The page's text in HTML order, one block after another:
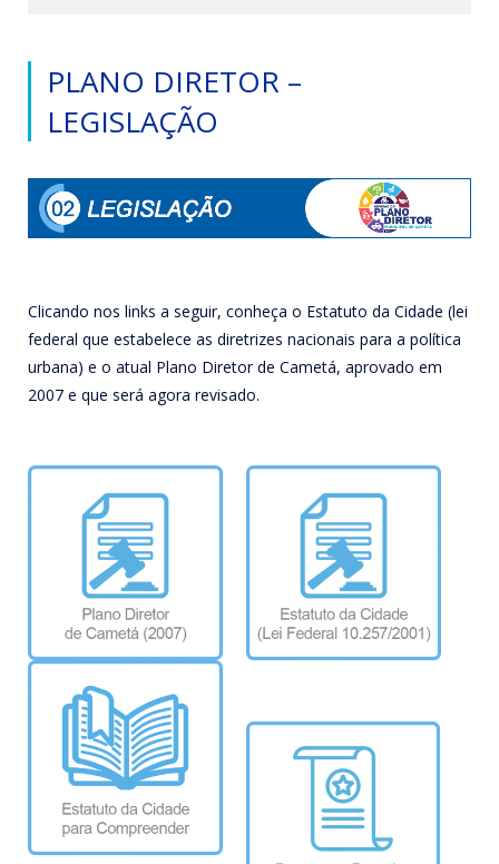
PLANO DIRETOR –
LEGISLAÇÃO
Clicando nos links a seguir, conheça o Estatuto da Cidade (lei
federal que estabelece as diretrizes nacionais para a política
urbana) e o atual Plano Diretor de Cametá, aprovado em
2007 e que será agora revisado.